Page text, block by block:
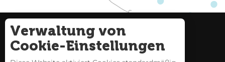
Nützliche Links
Seitenverzeichnis
Verwaltung von
Cookie-Einstellungen